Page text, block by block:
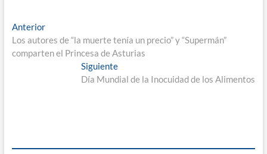
Navegación
de
AnteriorEntrada
anterior:
Los autores de “la muerte tenía un precio” y “Supermán”
comparten el Princesa de Asturias
SiguienteEntrada
siguiente:
Día Mundial de la Inocuidad de los Alimentos